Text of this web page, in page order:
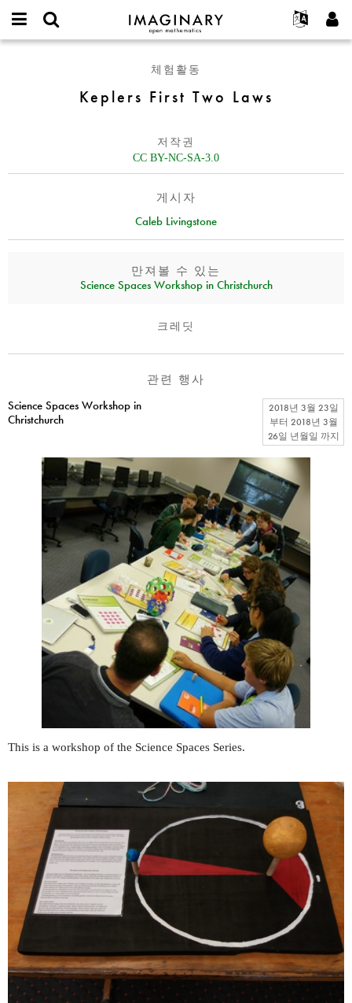
IMAGINARY
open
Français
Deutsch
Español
Türkçe
Programs
Galleries
Films
Texts
Exhibitions
나머지 보기...
프로젝트
참가하기
가입하기
새로운 비밀번호 요청하기
체험활동
Keplers First Two Laws
저작권
CC BY-NC-SA-3.0
게시자
Caleb Livingstone
만져볼 수 있는
Science Spaces Workshop in Christchurch
크레딧
관련 행사
Science Spaces Workshop in
Christchurch
2018년 3월 23일
부터 2018년 3월
26일 년월일 까지
This is a workshop of the Science Spaces Series.